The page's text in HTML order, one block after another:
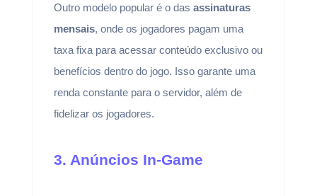
Outro modelo popular é o das assinaturas
mensais, onde os jogadores pagam uma
taxa fixa para acessar conteúdo exclusivo ou
benefícios dentro do jogo. Isso garante uma
renda constante para o servidor, além de
fidelizar os jogadores.
3. Anúncios In-Game